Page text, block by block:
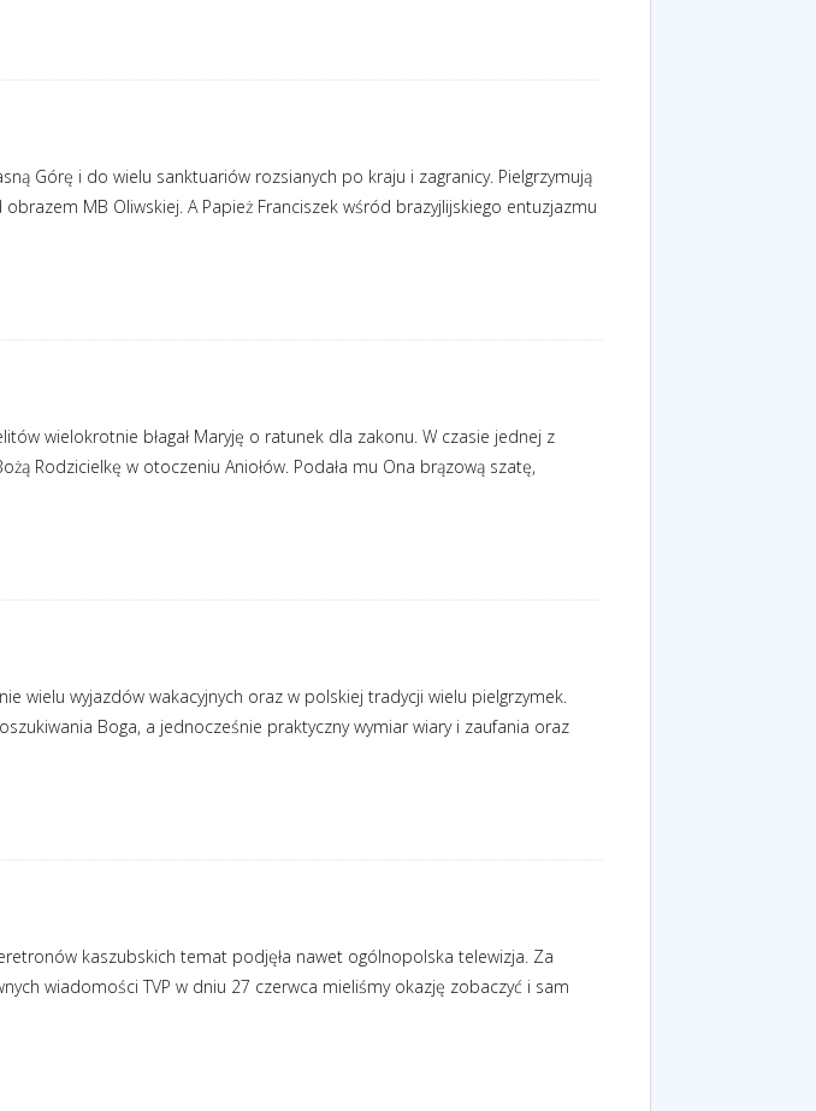
Górę i do wielu sanktuariów rozsianych po kraju i zagranicy. Pielgrzymują
MB Oliwskiej. A Papież Franciszek wśród brazyjlijskiego entuzjazmu
wielokrotnie błagał Maryję o ratunek dla zakonu. W czasie jednej z
Rodzicielkę w otoczeniu Aniołów. Podała mu Ona brązową szatę,
wielu wyjazdów wakacyjnych oraz w polskiej tradycji wielu pielgrzymek.
Boga, a jednocześnie praktyczny wymiar wiary i zaufania oraz
kaszubskich temat podjęła nawet ogólnopolska telewizja. Za
wiadomości TVP w dniu 27 czerwca mieliśmy okazję zobaczyć i sam